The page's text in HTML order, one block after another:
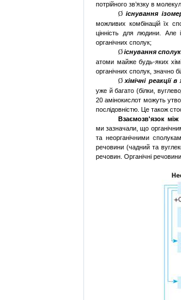
потрійного зв’язку в
Ø існування
можливих комбінаційїх
цінність для людини . Але
органічних сполук;
Ø існування сполук
атоми майжебудь-яких
органічних сполук ,значно
Ø хімічні реакціїв
уже йбагато (білки,
20амінокислот можуть
послідовністю .Це також
Взаємозв'язок між
мизазначали , що
танеорганічними
речовини (чадний та
речовин .Органічні речовини